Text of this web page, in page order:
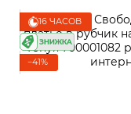
16 ЧАСОВ
−41%